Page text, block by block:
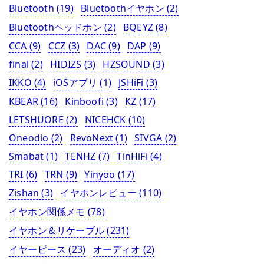
Bluetooth (19) Bluetoothイヤホン (2)
Bluetoothヘッドホン (2) BQEYZ(8)
CCA (9) CCZ (3) DAC(9) DAP (9)
final (2) HIDIZS (3) HZSOUND (3)
IKKO (4) iOSアプリ (1) JSHiFi (3)
KBEAR(16) Kinboofi (3) KZ (17)
LETSHUORE (2) NICEHCK (10)
Oneodio (2) RevoNext(1) SIVGA (2)
Smabat(1) TENHZ (7) TinHiFi (4)
TRI (6) TRN (9) Yinyoo (17)
Zishan (3) イヤホンレビュー (110)
イヤホン関係メモ (78)
イヤホン＆リケーブル(231)
イヤーピース (23) オーディオ (2)